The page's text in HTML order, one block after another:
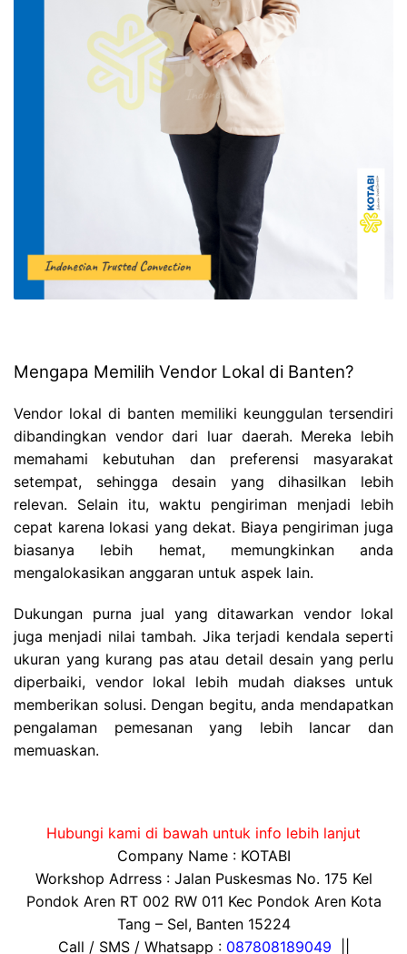
Mengapa Memilih Vendor Lokal di Banten?
Vendor lokal di banten memiliki keunggulan tersendiri
dibandingkan vendor dari luar daerah. Mereka lebih
memahami kebutuhan dan preferensi masyarakat
setempat, sehingga desain yang dihasilkan lebih
relevan. Selain itu, waktu pengiriman menjadi lebih
cepat karena lokasi yang dekat. Biaya pengiriman juga
biasanya lebih hemat, memungkinkan anda
mengalokasikan anggaran untuk aspek lain.
Dukungan purna jual yang ditawarkan vendor lokal
juga menjadi nilai tambah. Jika terjadi kendala seperti
ukuran yang kurang pas atau detail desain yang perlu
diperbaiki, vendor lokal lebih mudah diakses untuk
memberikan solusi. Dengan begitu, anda mendapatkan
pengalaman pemesanan yang lebih lancar dan
memuaskan.
Hubungi kami di bawah untuk info lebih lanjut
Company Name : KOTABI
Workshop Adrress : Jalan Puskesmas No. 175 Kel
Pondok Aren RT 002 RW 011 Kec Pondok Aren Kota
Tang – Sel, Banten 15224
Call / SMS / Whatsapp : 087808189049